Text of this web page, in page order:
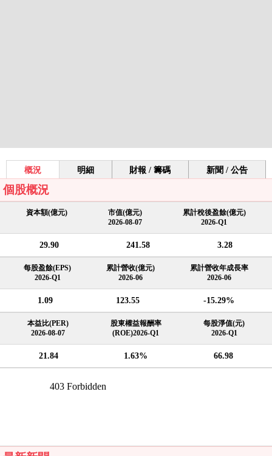
概況 明細 財報 / 籌碼 新聞 / 公告
個股概況
資本額(億元)
市值(億元)
2026-08-07
累計稅後盈餘(億元)
2026-Q1
29.90 241.58 3.28
每股盈餘(EPS)
2026-Q1
累計營收(億元)
2026-06
累計營收年成長率
2026-06
1.09 123.55 -15.29%
本益比(PER)
2026-08-07
股東權益報酬率
(ROE)2026-Q1
每股淨值(元)
2026-Q1
21.84 1.63% 66.98